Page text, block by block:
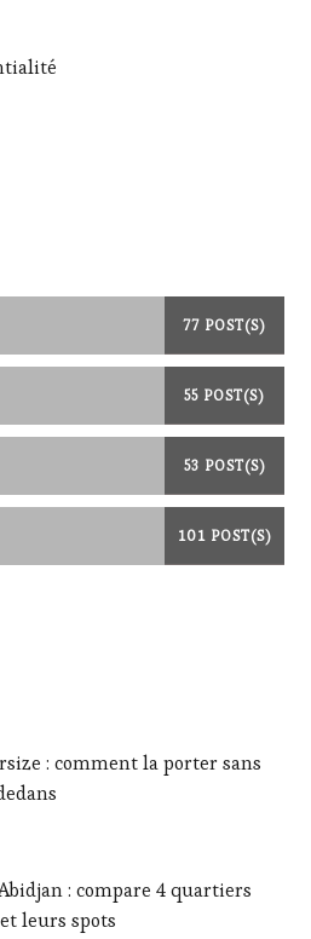
77 POST(S)
55 POST(S)
53 POST(S)
101 POST(S)
: comment la porter sans
: compare 4 quartiers
leurs spots